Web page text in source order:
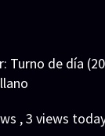
Turno de día
, 3 views